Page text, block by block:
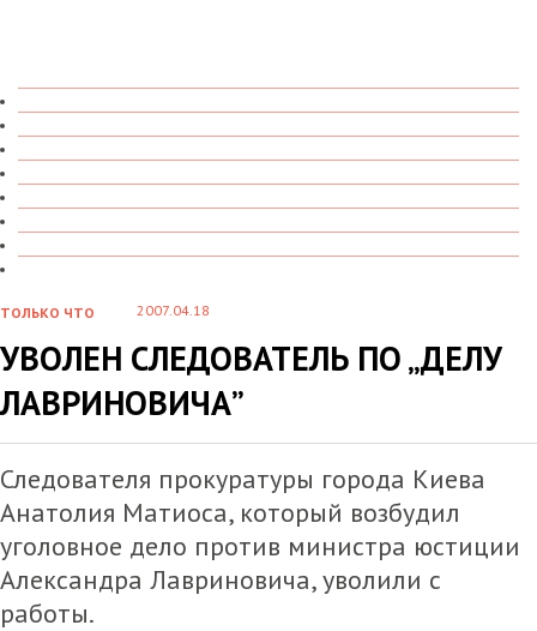
ТОЛЬКО ЧТО 2007.04.18
УВОЛЕН СЛЕДОВАТЕЛЬ ПО „ДЕЛУ
ЛАВРИНОВИЧА”
Следователя прокуратуры города Киева
Анатолия Матиоса, который возбудил
уголовное дело против министра юстиции
Александра Лавриновича, уволили с
работы.